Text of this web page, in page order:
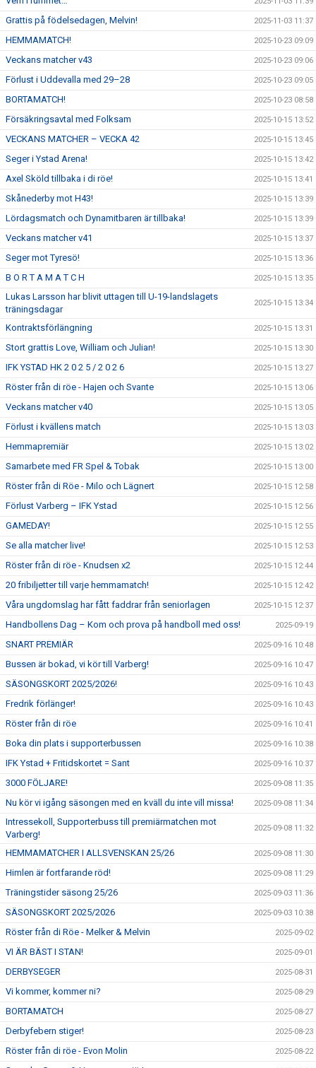
Grattis på födelsedagen, Melvin! 2025-11-03 11:37
HEMMAMATCH! 2025-10-23 09:09
Veckans matcher v43 2025-10-23 09:06
Förlust i Uddevalla med 29–28 2025-10-23 09:05
BORTAMATCH! 2025-10-23 08:58
Försäkringsavtal med Folksam 2025-10-15 13:52
VECKANS MATCHER – VECKA 42 2025-10-15 13:45
Seger i Ystad Arena! 2025-10-15 13:42
Axel Sköld tillbaka i di röe! 2025-10-15 13:41
Skånederby mot H43! 2025-10-15 13:39
Lördagsmatch och Dynamitbaren är tillbaka! 2025-10-15 13:39
Veckans matcher v41 2025-10-15 13:37
Seger mot Tyresö! 2025-10-15 13:36
B O R T A M A T C H 2025-10-15 13:35
Lukas Larsson har blivit uttagen till U-19-landslagets
träningsdagar
2025-10-15 13:34
Kontraktsförlängning 2025-10-15 13:31
Stort grattis Love, William och Julian! 2025-10-15 13:30
IFK YSTAD HK 2 0 2 5 / 2 0 2 6 2025-10-15 13:27
Röster från di röe - Hajen och Svante 2025-10-15 13:06
Veckans matcher v40 2025-10-15 13:05
Förlust i kvällens match 2025-10-15 13:03
Hemmapremiär 2025-10-15 13:02
Samarbete med FR Spel & Tobak 2025-10-15 13:00
Röster från di Röe - Milo och Lägnert 2025-10-15 12:58
Förlust Varberg – IFK Ystad 2025-10-15 12:56
GAMEDAY! 2025-10-15 12:55
Se alla matcher live! 2025-10-15 12:53
Röster från di röe - Knudsen x2 2025-10-15 12:44
20 fribiljetter till varje hemmamatch! 2025-10-15 12:42
Våra ungdomslag har fått faddrar från seniorlagen 2025-10-15 12:37
Handbollens Dag – Kom och prova på handboll med oss! 2025-09-19
SNART PREMIÄR 2025-09-16 10:48
Bussen är bokad, vi kör till Varberg! 2025-09-16 10:47
SÄSONGSKORT 2025/2026! 2025-09-16 10:43
Fredrik förlänger! 2025-09-16 10:43
Röster från di röe 2025-09-16 10:41
Boka din plats i supporterbussen 2025-09-16 10:38
IFK Ystad + Fritidskortet = Sant 2025-09-16 10:37
3000 FÖLJARE! 2025-09-08 11:35
Nu kör vi igång säsongen med en kväll du inte vill missa! 2025-09-08 11:34
Intressekoll, Supporterbuss till premiärmatchen mot
Varberg!
2025-09-08 11:32
HEMMAMATCHER I ALLSVENSKAN 25/26 2025-09-08 11:30
Himlen är fortfarande röd! 2025-09-08 11:29
Träningstider säsong 25/26 2025-09-03 11:36
SÄSONGSKORT 2025/2026 2025-09-03 10:38
Röster från di Röe - Melker & Melvin 2025-09-02
VI ÄR BÄST I STAN! 2025-09-01
DERBYSEGER 2025-08-31
Vi kommer, kommer ni? 2025-08-29
BORTAMATCH 2025-08-27
Derbyfebern stiger! 2025-08-23
Röster från di röe - Evon Molin 2025-08-22